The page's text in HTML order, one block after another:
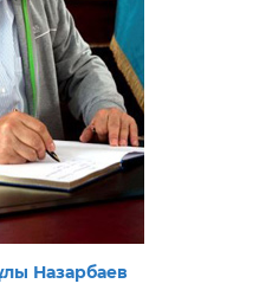
Назарбаев